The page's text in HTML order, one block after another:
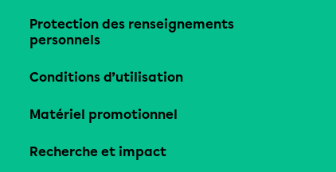
Protection des renseignements
personnels
Conditions d’utilisation
Matériel promotionnel
Recherche et impact